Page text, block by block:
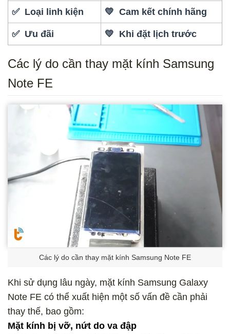
✅ Loại linh kiện 💛 Cam kết chính hãng
✅ Ưu đãi 💛 Khi đặt lịch trước
Các lý do cần thay mặt kính Samsung
Note FE
Các lý do cần thay mặt kính Samsung Note FE
Khi sử dụng lâu ngày, mặt kính Samsung Galaxy
Note FE có thể xuất hiện một số vấn đề cần phải
thay thế, bao gồm:
Mặt kính bị vỡ, nứt do va đập